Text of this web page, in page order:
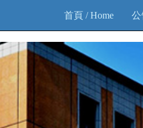
首頁 / Home 公